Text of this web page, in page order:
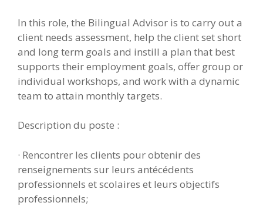
In this role, the Bilingual Advisor is to carry out a
client needs assessment, help the client set short
and long term goals and instill a plan that best
supports their employment goals, offer group or
individual workshops, and work with a dynamic
team to attain monthly targets.
Description du poste :
· Rencontrer les clients pour obtenir des
renseignements sur leurs antécédents
professionnels et scolaires et leurs objectifs
professionnels;